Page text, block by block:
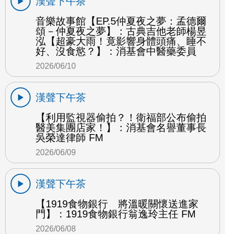
音樂故事館【EP.5仲夏夜之夢：孟德爾
頌－仲夏夜之夢】：古典吉他老師楊昱
泓【超豪大雨！竟影響身體頭痛、睡不
好、沒食慾？】：消基會中醫藥委員
2026/06/10
漢聲下午茶
【利用監視器偷拍？！衛福部公布偷拍
醫美集團店家！】：消基會名譽董事長
吳榮達律師 FM
2026/06/09
漢聲下午茶
【1919食物銀行 將溫暖關懷送進家
門】：1919食物銀行翁逸玲主任 FM
2026/06/08